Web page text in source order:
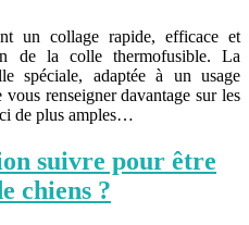
un collage rapide, efficace et
de la colle thermofusible. La
spéciale, adaptée à un usage
renseigner davantage sur les
de plus amples…
suivre pour être
chiens ?